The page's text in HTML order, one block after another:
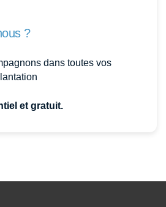
?
dans toutes vos
et gratuit.